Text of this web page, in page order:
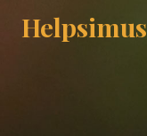
Helpsimus